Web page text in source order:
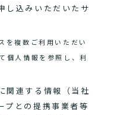
し込みいただいたサ
を複数ご利用いただい
個人情報を参照し、利
関連する情報（当社
プとの提携事業者等